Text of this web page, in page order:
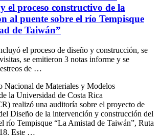
el proceso constructivo de la
al puente sobre el río Tempisque
de Taiwán”
el proceso de diseño y construcción, se
se emitieron 3 notas informe y se
de …
Nacional de Materiales y Modelos
la Universidad de Costa Rica
realizó una auditoría sobre el proyecto de
Diseño de la intervención y construcción del
río Tempisque “La Amistad de Taiwán”, Ruta
Este …